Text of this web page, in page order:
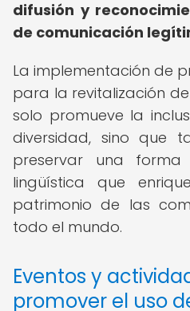
difusión y
de comunicación
La implementación de
para la revitalización
solo promueve la
diversidad, sino que
preservar una forma
lingüística que
patrimonio de las
todo el mundo.
Eventos y
promover el uso